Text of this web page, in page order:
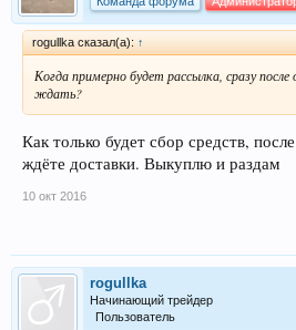
rogullka сказал(а): ↑
Когда примерно будет рассылка, сразу
ждать?
Как только будет сбор средств,
ждёте доставки. Выкуплю и раздам
10 окт 2016
rogullka
Начинающий трейдер
Пользователь